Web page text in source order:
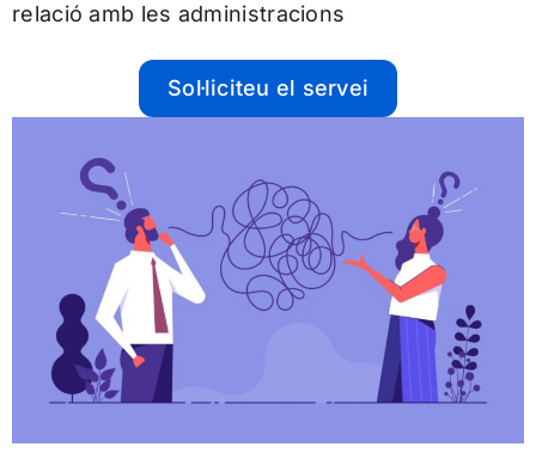
relació amb les administracions
Sol·liciteu el servei